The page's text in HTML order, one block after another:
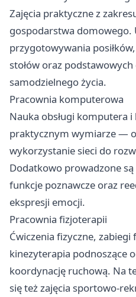
Zajęcia praktyczne z
gospodarstwa domowego.
przygotowywania
stołów oraz
samodzielnego życia.
Pracownia komputerowa
Nauka obsługi komputera
praktycznym wymiarze —
wykorzystanie sieci do
Dodatkowo prowadzone
funkcje poznawcze oraz
ekspresji emocji.
Pracownia fizjoterapii
Ćwiczenia fizyczne,
kinezyterapia podnoszące
koordynację ruchową. Na
się też zajęcia sportowo-